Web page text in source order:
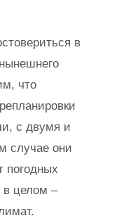
в
что
с двумя и
случае они
погодных
в целом –